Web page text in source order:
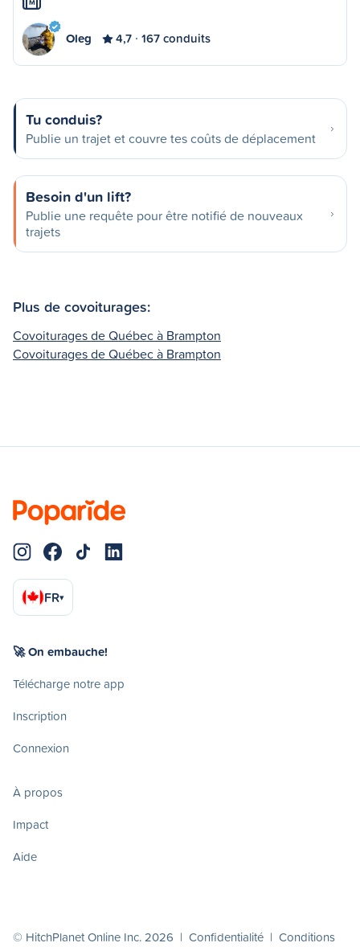
Oleg 4,7 167 conduits
Tu conduis?
Publie un trajet et couvre tes coûts de déplacement
Besoin d'un lift?
Publie une requête pour être notifié de nouveaux
trajets
Plus de covoiturages:
Covoiturages de Québec à Brampton
Covoiturages de Québec à Brampton
FR▾
🚀 On embauche!
Télécharge notre app
Inscription
Connexion
À propos
Impact
Aide
© HitchPlanet Online Inc. 2026 | Confidentialité | Conditions